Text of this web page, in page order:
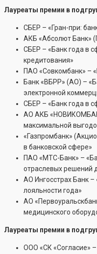
Лауреаты премии в
СБЕР – «Гран-при:
АКБ «Абсолют Банк»
СБЕР – «Банк года в
кредитования»
ПАО «Совкомбанк» –
Банк «ВБРР» (АО) –
электронной
СБЕР – «Банк года в
АО АКБ
максимальной
«Газпромбанк»
в банковской сфере»
ПАО «МТС-Банк» –
отраслевых решений
АО Ингосстрах Банк
лояльности года»
АО
медицинского
Лауреаты премии в
ООО «СК «Согласие»